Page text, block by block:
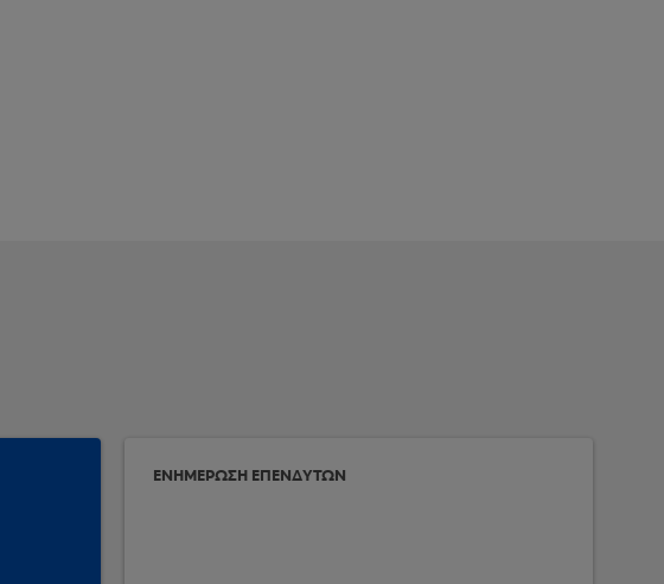
ΕΝΗΜΕΡΩΣΗ ΕΠΕΝΔΥΤΩΝ